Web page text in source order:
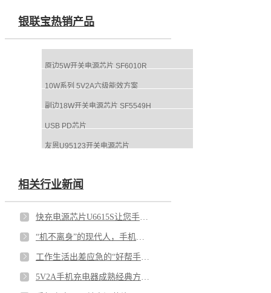
银联宝热销产品
原边5W开关电源芯片 SF6010R
10W系列 5V2A六级能效方案
副边18W开关电源芯片 SF5549H
USB PD芯片
友恩U95123开关电源芯片
相关行业新闻